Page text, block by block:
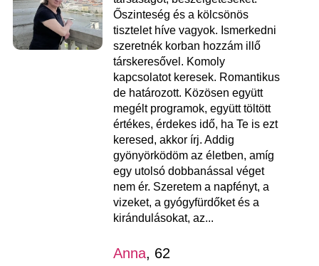
Őszinteség és a kölcsönös
tisztelet híve vagyok. Ismerkedni
szeretnék korban hozzám illő
társkeresővel. Komoly
kapcsolatot keresek. Romantikus
de határozott. Közösen együtt
megélt programok, együtt töltött
értékes, érdekes idő, ha Te is ezt
keresed, akkor írj. Addig
gyönyörködöm az életben, amíg
egy utolsó dobbanással véget
nem ér. Szeretem a napfényt, a
vizeket, a gyógyfürdőket és a
kirándulásokat, az...
Anna, 62